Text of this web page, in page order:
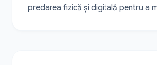
predarea fizică și digitală pentru a